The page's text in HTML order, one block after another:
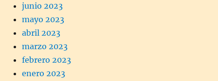
junio 2023
mayo 2023
abril 2023
marzo 2023
febrero 2023
enero 2023